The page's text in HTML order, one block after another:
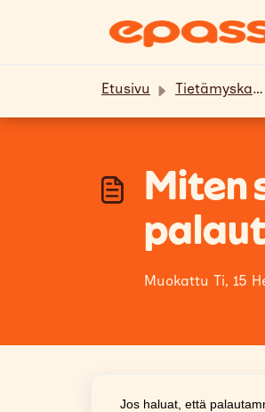
Etusivu Tietämyskanta
Miten
Muokattu Ti, 15
Jos haluat, että